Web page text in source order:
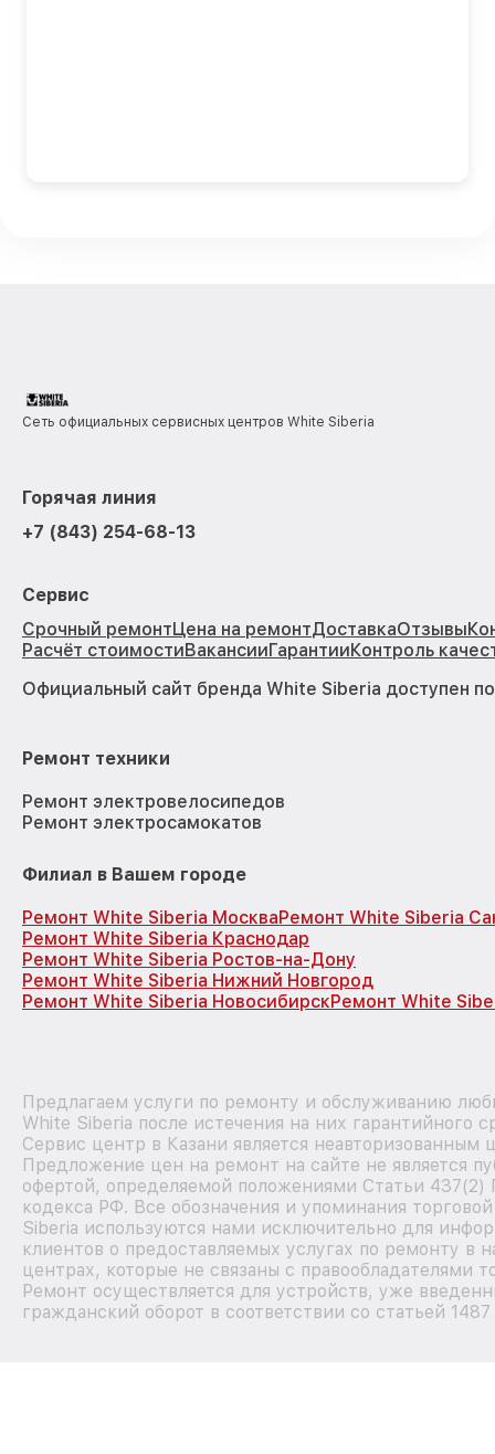
Сеть официальных сервисных центров White Siberia
Горячая линия
+7 (843) 254-68-13
Сервис
Срочный ремонтЦена на ремонтДоставкаОтзывы
Расчёт стоимостиВакансииГарантииКонтроль
Официальный сайт бренда White Siberia доступен
Ремонт техники
Ремонт электровелосипедов
Ремонт электросамокатов
Филиал в Вашем городе
Ремонт White Siberia МоскваРемонт White Siberia
Ремонт White Siberia Краснодар
Ремонт White Siberia Ростов-на-Дону
Ремонт White Siberia Нижний Новгород
Ремонт White Siberia НовосибирскРемонт White
Предлагаем услуги по ремонту и обслуживанию
White Siberia после истечения на них гарантийного
Сервис центр в Казани является неавторизованным
Предложение цен на ремонт на сайте не является
офертой, определяемой положениями Статьи 437(2)
кодекса РФ. Все обозначения и упоминания
Siberia используются нами исключительно для
клиентов о предоставляемых услугах по ремонту в
центрах, которые не связаны с правообладателями
Ремонт осуществляется для устройств, уже
гражданский оборот в соответствии со статьей